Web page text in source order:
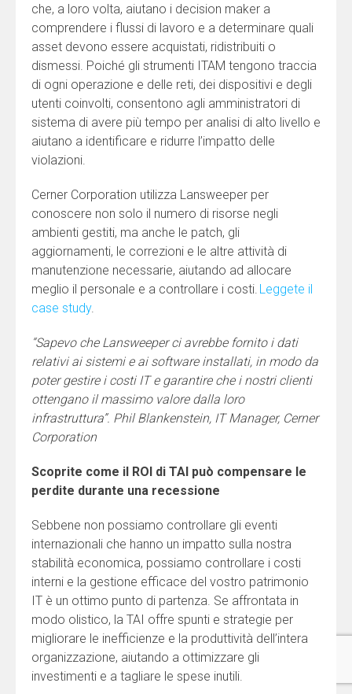
che, a loro volta, aiutano i decision maker a
comprendere i flussi di lavoro e a determinare quali
asset devono essere acquistati, ridistribuiti o
dismessi. Poiché gli strumenti ITAM tengono traccia
di ogni operazione e delle reti, dei dispositivi e degli
utenti coinvolti, consentono agli amministratori di
sistema di avere più tempo per analisi di alto livello e
aiutano a identificare e ridurre l’impatto delle
violazioni.
Cerner Corporation utilizza Lansweeper per
conoscere non solo il numero di risorse negli
ambienti gestiti, ma anche le patch, gli
aggiornamenti, le correzioni e le altre attività di
manutenzione necessarie, aiutando ad allocare
meglio il personale e a controllare i costi. Leggete il
case study.
“Sapevo che Lansweeper ci avrebbe fornito i dati
relativi ai sistemi e ai software installati, in modo da
poter gestire i costi IT e garantire che i nostri clienti
ottengano il massimo valore dalla loro
infrastruttura”. Phil Blankenstein, IT Manager, Cerner
Corporation
Scoprite come il ROI di TAI può compensare le
perdite durante una recessione
Sebbene non possiamo controllare gli eventi
internazionali che hanno un impatto sulla nostra
stabilità economica, possiamo controllare i costi
interni e la gestione efficace del vostro patrimonio
IT è un ottimo punto di partenza. Se affrontata in
modo olistico, la TAI offre spunti e strategie per
migliorare le inefficienze e la produttività dell’intera
organizzazione, aiutando a ottimizzare gli
investimenti e a tagliare le spese inutili.